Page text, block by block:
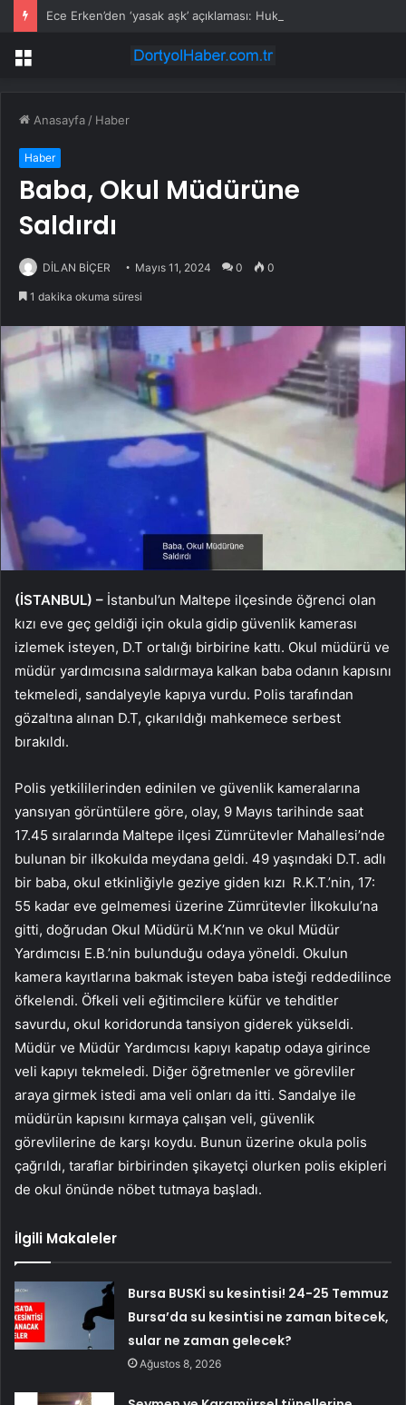
Menü
Anasayfa / Haber
Haber
Baba, Okul Müdürüne
Saldırdı
DİLAN BİÇER Mayıs 11, 2024 0 0
1 dakika okuma süresi
(İSTANBUL) – İstanbul’un Maltepe ilçesinde öğrenci olan
kızı eve geç geldiği için okula gidip güvenlik kamerası
izlemek isteyen, D.T ortalığı birbirine kattı. Okul müdürü ve
müdür yardımcısına saldırmaya kalkan baba odanın kapısını
tekmeledi, sandalyeyle kapıya vurdu. Polis tarafından
gözaltına alınan D.T, çıkarıldığı mahkemece serbest
bırakıldı.
Polis yetkililerinden edinilen ve güvenlik kameralarına
yansıyan görüntülere göre, olay, 9 Mayıs tarihinde saat
17.45 sıralarında Maltepe ilçesi Zümrütevler Mahallesi’nde
bulunan bir ilkokulda meydana geldi. 49 yaşındaki D.T. adlı
bir baba, okul etkinliğiyle geziye giden kızı R.K.T.’nin, 17:
55 kadar eve gelmemesi üzerine Zümrütevler İlkokulu’na
gitti, doğrudan Okul Müdürü M.K’nın ve okul Müdür
Yardımcısı E.B.’nin bulunduğu odaya yöneldi. Okulun
kamera kayıtlarına bakmak isteyen baba isteği reddedilince
öfkelendi. Öfkeli veli eğitimcilere küfür ve tehditler
savurdu, okul koridorunda tansiyon giderek yükseldi.
Müdür ve Müdür Yardımcısı kapıyı kapatıp odaya girince
veli kapıyı tekmeledi. Diğer öğretmenler ve görevliler
araya girmek istedi ama veli onları da itti. Sandalye ile
müdürün kapısını kırmaya çalışan veli, güvenlik
görevlilerine de karşı koydu. Bunun üzerine okula polis
çağrıldı, taraflar birbirinden şikayetçi olurken polis ekipleri
de okul önünde nöbet tutmaya başladı.
İlgili Makaleler
Bursa BUSKİ su kesintisi! 24-25 Temmuz
Bursa’da su kesintisi ne zaman bitecek,
sular ne zaman gelecek?
Ağustos 8, 2026